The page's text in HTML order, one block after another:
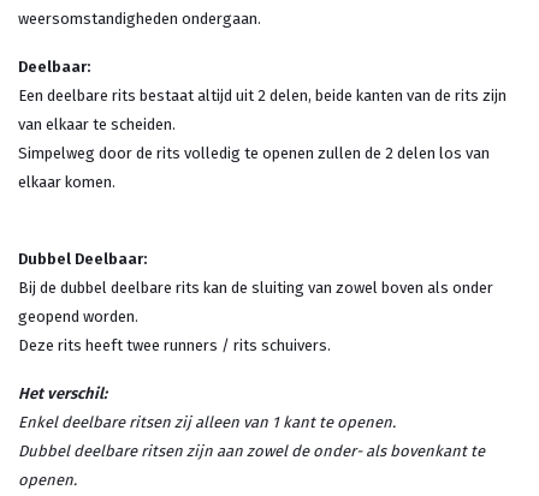
weersomstandigheden ondergaan.
Deelbaar:
Een deelbare rits bestaat altijd uit 2 delen, beide kanten van de rits zijn
van elkaar te scheiden.
Simpelweg door de rits volledig te openen zullen de 2 delen los van
elkaar komen.
Dubbel Deelbaar:
Bij de dubbel deelbare rits kan de sluiting van zowel boven als onder
geopend worden.
Deze rits heeft twee runners / rits schuivers.
Het verschil:
Enkel deelbare ritsen zij alleen van 1 kant te openen.
Dubbel deelbare ritsen zijn aan zowel de onder- als bovenkant te
openen.